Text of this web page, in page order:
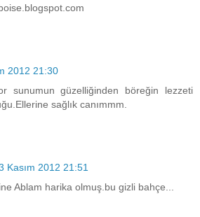
2012 21:30
sunumun güzelliğinden böreğin lezzeti
sağlık canımmm.
Kasım 2012 21:51
Ablam harika olmuş.bu gizli bahçe...